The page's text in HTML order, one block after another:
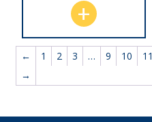
← 1 2 3 … 9 10 11
→